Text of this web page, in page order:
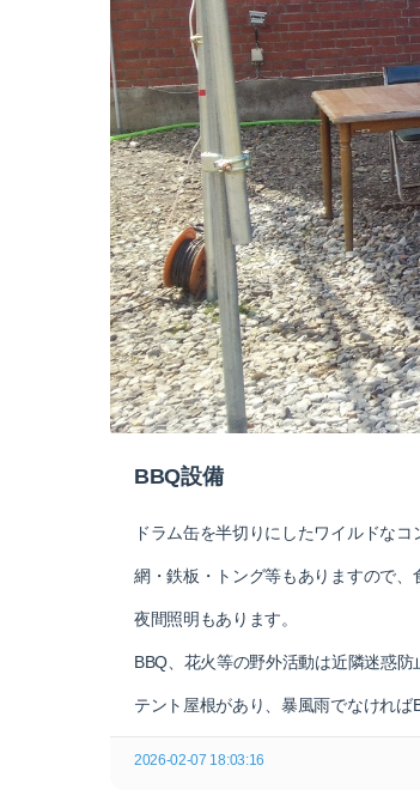
BBQ設備
ドラム缶を半切りにしたワイルドなコ
網・鉄板・トング等もありますので、
夜間照明もあります。
BBQ、花火等の野外活動は近隣迷惑
テント屋根があり、暴風雨でなければ
2026-02-07 18:03:16